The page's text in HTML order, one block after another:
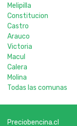
Melipilla
Constitucion
Castro
Arauco
Victoria
Macul
Calera
Molina
Todas las comunas
Preciobencina.cl